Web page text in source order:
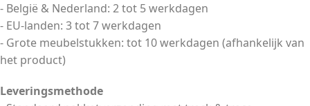
- België & Nederland: 2 tot 5 werkdagen
- EU-landen: 3 tot 7 werkdagen
- Grote meubelstukken: tot 10 werkdagen (afhankelijk van
het product)
Leveringsmethode